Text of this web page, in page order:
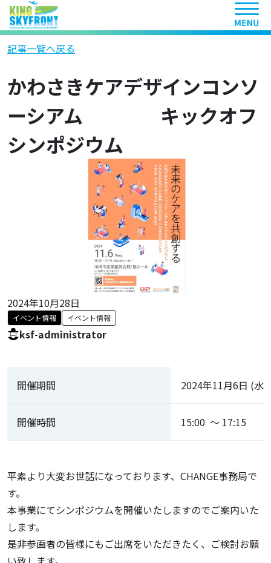
ヘッ
記事一覧へ戻る
かわさきケアデザインコンソ
ーシアム キックオフ
シンポジウム
2024年10月28日
イベント情報 イベント情報
ksf-administrator
開催期間 2024年11月6日 (水)
開催時間 15:00 ～ 17:15
平素より大変お世話になっております、CHANGE事務局で
す。
本事業にてシンポジウムを開催いたしますのでご案内いた
します。
是非参画者の皆様にもご出席をいただきたく、ご検討お願